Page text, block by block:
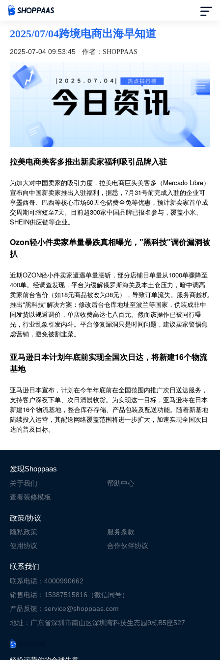
首页
定价
模板中心
合作伙伴
了解我们
2025/07/04跨境电商出海早知道
2025-07-04 09:53:45 作者：SHOPPAAS
拉美电商美客多推出新卖家福利吸引品牌入驻
为加大对中国卖家的吸引力度，拉美电商巨头美客多（Mercado Libre）
宣布向中国新卖家推出入驻福利，据悉，7月31号前完成入驻的企业可
享墨西哥、巴西等核心市场60天仓储费全免等优惠，预计新卖家首单成
交周期可缩短至7天。目前超300家中国品牌已报名参与，覆盖小米、
SHEIN供应链等企业。
Ozon轻小件卖家单量暴跌真相曝光，"黑科技"调价漏洞被
扒
近期OZON轻小件卖家遭遇单量腰斩，部分店铺日单量从1000单骤降至
400单。经调查发现，平台为缓解俄罗斯海关及本土仓压力，暗中调高
卖家前台售价（如18元商品被改为38元），导致订单流失。服务商趁机
推出"黑科技"解决方案：修改后台仓库地址至波兰等国家，伪装成非中
国发货以规避调价，单店收费高达七八百元。然而该操作已被同行曝
光，行业乱象引发内斗。平台修复漏洞只是时间问题，建议卖家警惕焦
虑营销，避免被割韭菜。
亚马逊日本计划年底前实现全国次日达，将新建16个物流
基地
亚马逊日本宣布，计划在今年年底前在全国范围内推广次日送达服务，
支持客户深夜下单、次日清晨收货。为实现这一目标，亚马逊将在日本
新建16个物流基地，整合库存存储、产品包装及配送功能。随着新基地
陆续投入运营，其配送网络覆盖范围将进一步扩大，加速实现全国次日
达的普及目标。
发现Shoppaas
关于我们
帮助中心
查看装修模板
政策/协议
隐私政策
服务条款
使用协议
合作伙伴协议
联系我们
联系电话：4000990662
销售电话：15387515816（微信同号）
产品反馈：service@shoppaas.com
地址：广东省深圳市南山区深圳湾科技生态园9栋B5座527